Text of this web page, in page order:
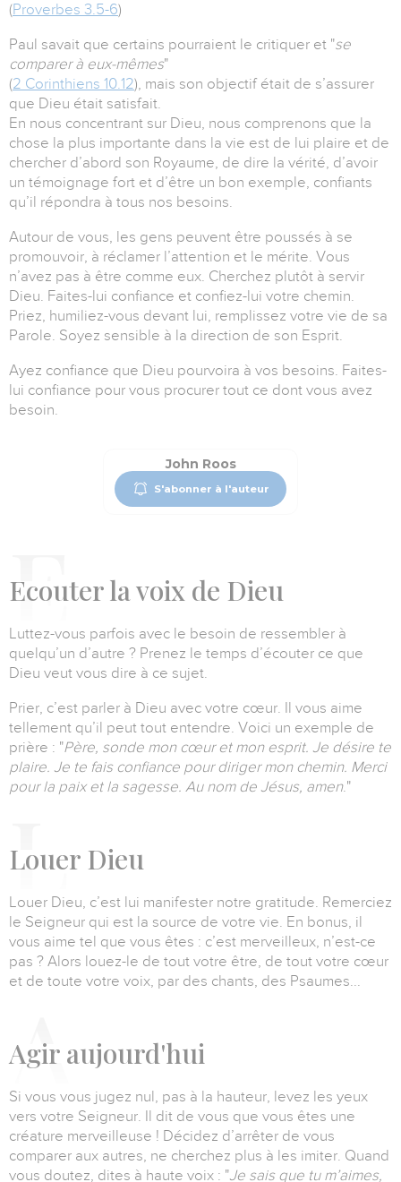
(Proverbes 3.5-6)
Paul savait que certains pourraient le critiquer et "se
comparer à eux-mêmes"
(2 Corinthiens 10.12), mais son objectif était de s’assurer
que Dieu était satisfait.
En nous concentrant sur Dieu, nous comprenons que la
chose la plus importante dans la vie est de lui plaire et de
chercher d’abord son Royaume, de dire la vérité, d’avoir
un témoignage fort et d’être un bon exemple, confiants
qu’il répondra à tous nos besoins.
Autour de vous, les gens peuvent être poussés à se
promouvoir, à réclamer l’attention et le mérite. Vous
n’avez pas à être comme eux. Cherchez plutôt à servir
Dieu. Faites-lui confiance et confiez-lui votre chemin.
Priez, humiliez-vous devant lui, remplissez votre vie de sa
Parole. Soyez sensible à la direction de son Esprit.
Ayez confiance que Dieu pourvoira à vos besoins. Faites-
lui confiance pour vous procurer tout ce dont vous avez
besoin.
John Roos
S'abonner à l'auteur
Ecouter la voix de Dieu
Luttez-vous parfois avec le besoin de ressembler à
quelqu’un d’autre ? Prenez le temps d’écouter ce que
Dieu veut vous dire à ce sujet.
Prier, c’est parler à Dieu avec votre cœur.
Il vous aime
tellement qu’il peut tout entendre. Voici un exemple de
prière : "Père, sonde mon cœur et mon esprit. Je désire te
plaire. Je te fais confiance pour diriger mon chemin. Merci
pour la paix et la sagesse. Au nom de Jésus, amen."
Louer Dieu
Louer Dieu, c’est lui manifester notre gratitude. Remerciez
le Seigneur qui est la source de votre vie. En bonus, il
vous aime tel que vous êtes : c’est merveilleux, n’est-ce
pas ? Alors louez-le de tout votre être, de tout votre cœur
et de toute votre voix, par des chants, des Psaumes...
Agir aujourd'hui
Si vous vous jugez nul, pas à la hauteur, levez les yeux
vers votre Seigneur.
Il dit de vous que vous êtes une
créature merveilleuse ! Décidez d’arrêter de vous
comparer aux autres, ne cherchez plus à les imiter. Quand
vous doutez, dites à haute voix : "Je sais que tu m’aimes,